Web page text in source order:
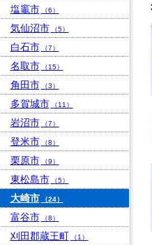
塩竈市 （6）
気仙沼市 （5）
白石市 （7）
名取市 （15）
角田市 （3）
多賀城市 （11）
岩沼市 （7）
登米市 （8）
栗原市 （9）
東松島市 （5）
大崎市 （24）
富谷市 （8）
刈田郡蔵王町 （1）